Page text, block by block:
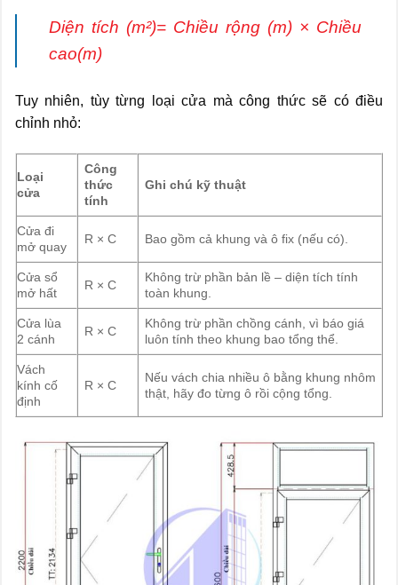
Diện tích (m²)= Chiều rộng (m) × Chiều
cao(m)
Tuy nhiên, tùy từng loại cửa mà công thức sẽ có điều
chỉnh nhỏ:
Loại
cửa
Công
thức
tính
Ghi chú kỹ thuật
Cửa đi
mở quay
R × C Bao gồm cả khung và ô fix (nếu có).
Cửa sổ
mở hất
R × C
Không trừ phần bản lề – diện tích tính
toàn khung.
Cửa lùa
2 cánh
R × C
Không trừ phần chồng cánh, vì báo giá
luôn tính theo khung bao tổng thể.
Vách
kính cố
định
R × C
Nếu vách chia nhiều ô bằng khung nhôm
thật, hãy đo từng ô rồi cộng tổng.